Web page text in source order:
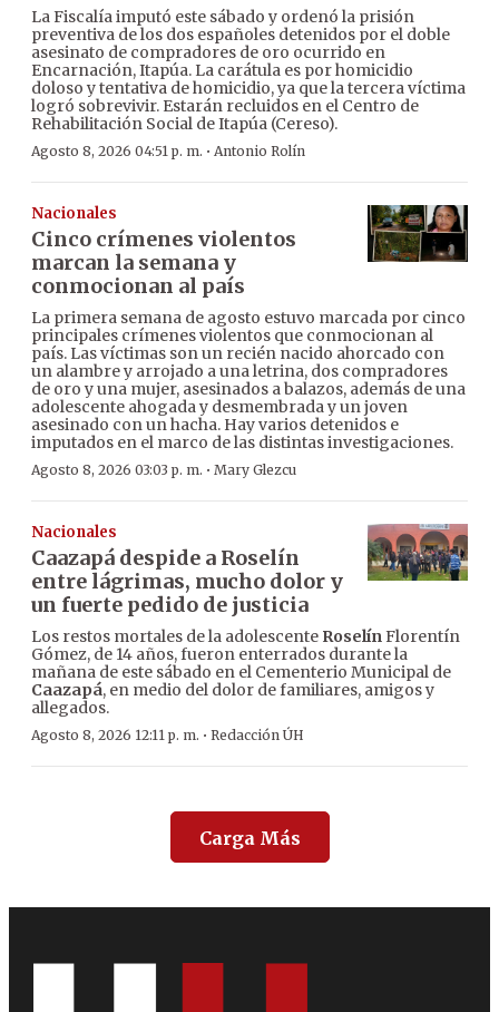
La Fiscalía imputó este sábado y ordenó la prisión
preventiva de los dos españoles detenidos por el doble
asesinato de compradores de oro ocurrido en
Encarnación, Itapúa. La carátula es por homicidio
doloso y tentativa de homicidio, ya que la tercera víctima
logró sobrevivir. Estarán recluidos en el Centro de
Rehabilitación Social de Itapúa (Cereso).
Agosto 8, 2026 04:51 p. m. · Antonio Rolín
Nacionales
Cinco crímenes violentos
marcan la semana y
conmocionan al país
La primera semana de agosto estuvo marcada por cinco
principales crímenes violentos que conmocionan al
país. Las víctimas son un recién nacido ahorcado con
un alambre y arrojado a una letrina, dos compradores
de oro y una mujer, asesinados a balazos, además de una
adolescente ahogada y desmembrada y un joven
asesinado con un hacha. Hay varios detenidos e
imputados en el marco de las distintas investigaciones.
Agosto 8, 2026 03:03 p. m. · Mary Glezcu
Nacionales
Caazapá despide a Roselín
entre lágrimas, mucho dolor y
un fuerte pedido de justicia
Los restos mortales de la adolescente RoselínFlorentín
Gómez, de 14 años, fueron enterrados durante la
mañana de este sábado en el Cementerio Municipal de
Caazapá, en medio del dolor de familiares, amigos y
allegados.
Agosto 8, 2026 12:11 p. m. · Redacción ÚH
Carga Más